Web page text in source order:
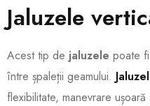
Jaluzele
Acest tip de jaluzele poate
între șpaleții geamului.
flexibilitate, manevrare